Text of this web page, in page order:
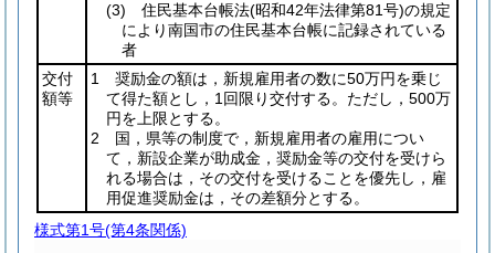
(3) 住民基本台帳法(昭和42年法律第81号)の規定
により南国市の住民基本台帳に記録されている
者
交付
額等
1 奨励金の額は，新規雇用者の数に50万円を乗じ
て得た額とし，1回限り交付する。ただし，500万
円を上限とする。
2 国，県等の制度で，新規雇用者の雇用につい
て，新設企業が助成金，奨励金等の交付を受けら
れる場合は，その交付を受けることを優先し，雇
用促進奨励金は，その差額分とする。
様式第1号(第4条関係)